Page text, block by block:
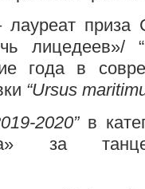
приза
лицедеев»/
года в
“Ursus
2020”в
за